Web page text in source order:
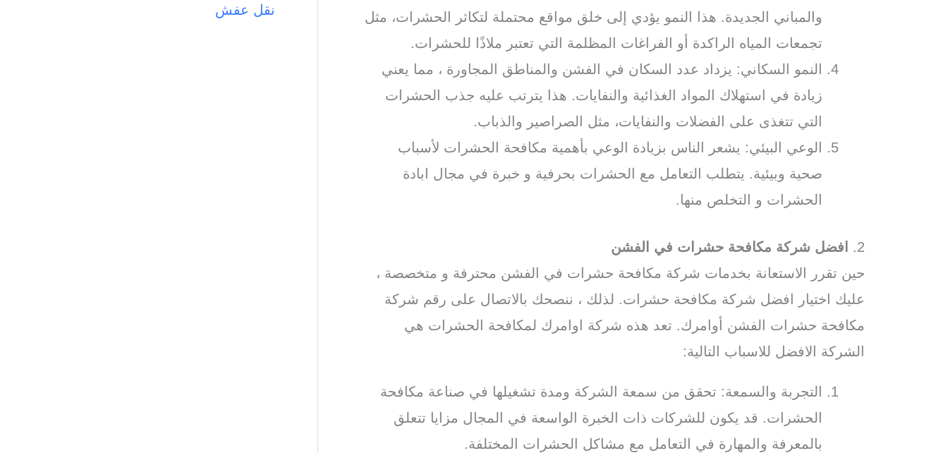
والمباني الجديدة. هذا النمو يؤدي إلى خلق مواقع محتملة لتكاثر الحشرات، مثل
تجمعات المياه الراكدة أو الفراغات المظلمة التي تعتبر ملاذًا للحشرات.
النمو السكاني: يزداد عدد السكان في الفشن والمناطق المجاورة ، مما يعني
زيادة في استهلاك المواد الغذائية والنفايات. هذا يترتب عليه جذب الحشرات
التي تتغذى على الفضلات والنفايات، مثل الصراصير والذباب.
الوعي البيئي: يشعر الناس بزيادة الوعي بأهمية مكافحة الحشرات لأسباب
صحية وبيئية. يتطلب التعامل مع الحشرات بحرفية و خبرة في مجال ابادة
الحشرات و التخلص منها.
2.
افضل شركة مكافحة حشرات في الفشن
حين تقرر الاستعانة بخدمات شركة مكافحة حشرات في الفشن محترفة و متخصصة ،
عليك اختيار افضل شركة مكافحة حشرات. لذلك ، ننصحك بالاتصال على رقم شركة
مكافحة حشرات الفشن أوامرك. تعد هذه شركة اوامرك لمكافحة الحشرات هي
الشركة الافضل للاسباب التالية:
التجربة والسمعة: تحقق من سمعة الشركة ومدة تشغيلها في صناعة مكافحة
الحشرات. قد يكون للشركات ذات الخبرة الواسعة في المجال مزايا تتعلق
بالمعرفة والمهارة في التعامل مع مشاكل الحشرات المختلفة.
نقل عفش